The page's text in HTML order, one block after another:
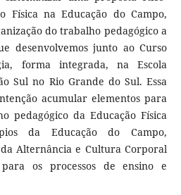
Física na Educação do Campo,
do trabalho pedagógico a
desenvolvemos junto ao Curso
forma integrada, na Escola
Sul no Rio Grande do Sul. Essa
acumular elementos para
pedagógico da Educação Física
da Educação do Campo,
Alternância e Cultura Corporal
os processos de ensino e